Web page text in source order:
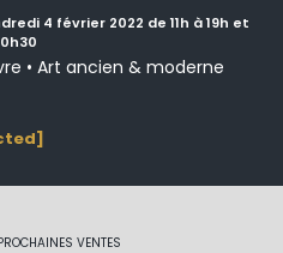
4 février 2022 de 11h à 19h et
• Art ancien & moderne
VENTES